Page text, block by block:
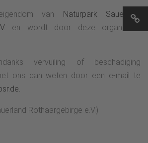
van Naturpark Sauerland
en wordt door deze organisatie
vervuiling of beschadiging
ons dan weten door een e-mail te
Rothaargebirge e.V.)